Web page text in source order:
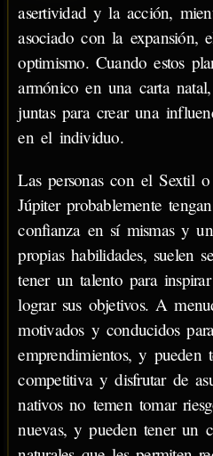
asertividad y la acción,
asociado con la expansión,
optimismo. Cuando estos
armónico en una carta
juntas para crear una
en el individuo.
Las personas con el Sextil
Júpiter probablemente
confianza en sí mismas y
propias habilidades, suelen
tener un talento para
lograr sus objetivos. A
motivados y conducidos
emprendimientos, y pueden
competitiva y disfrutar de
nativos no temen tomar
nuevas, y pueden tener un